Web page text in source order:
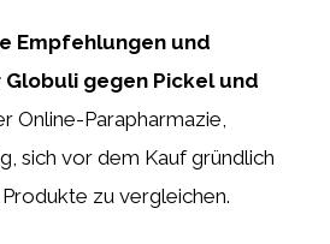
Empfehlungen und
gegen Pickel und
Online-Parapharmazie,
sich vor dem Kauf gründlich
zu vergleichen.